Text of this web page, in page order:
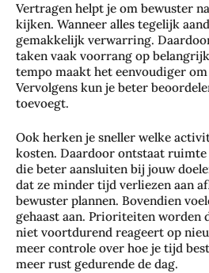
Vertragen helpt je om bewuster
kijken. Wanneer alles tegelijk
gemakkelijk verwarring.
taken vaak voorrang op
tempo maakt het eenvoudiger
Vervolgens kun je beter
toevoegt.
Ook herken je sneller welke
kosten. Daardoor ontstaat ruimte
die beter aansluiten bij jouw
dat ze minder tijd verliezen aan
bewuster plannen. Bovendien
gehaast aan. Prioriteiten worden
niet voortdurend reageert op
meer controle over hoe je tijd
meer rust gedurende de dag.